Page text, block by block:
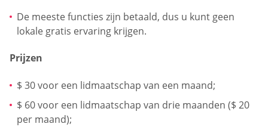
De meeste functies zijn betaald, dus u kunt geen
lokale gratis ervaring krijgen.
Prijzen
$ 30 voor een lidmaatschap van een maand;
$ 60 voor een lidmaatschap van drie maanden ($ 20
per maand);